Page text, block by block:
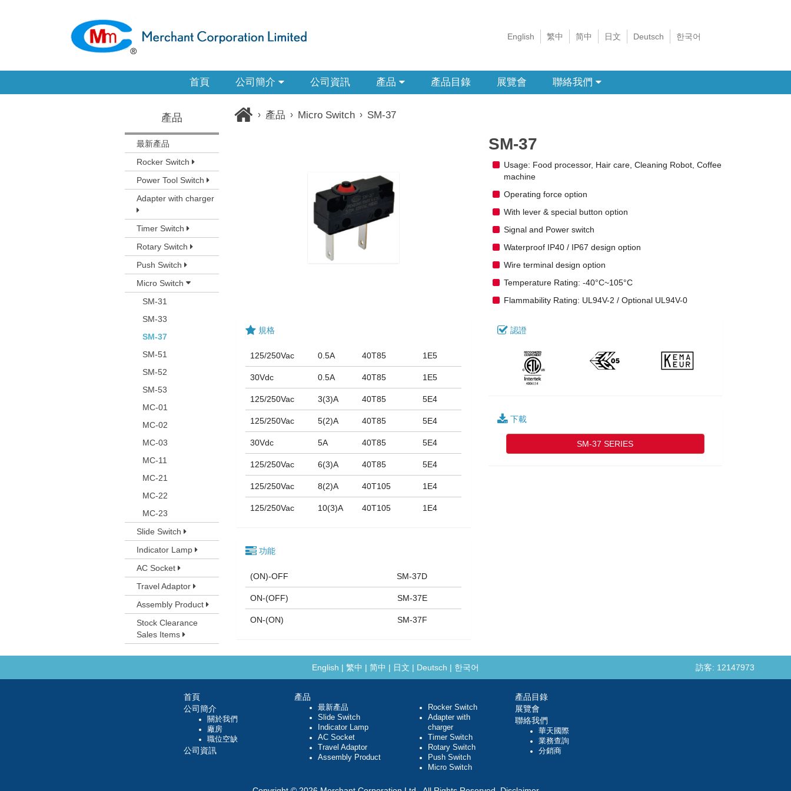
English 繁中 简中 日文 Deutsch 한국어
首頁 公司簡介 公司資訊 產品 產品目錄 展覽會 聯絡我們
產品
最新產品
Rocker Switch
Power Tool Switch
Adapter with charger
Timer Switch
Rotary Switch
Push Switch
Micro Switch
SM-31
SM-33
SM-37
SM-51
SM-52
SM-53
MC-01
MC-02
MC-03
MC-11
MC-21
MC-22
MC-23
Slide Switch
Indicator Lamp
AC Socket
Travel Adaptor
Assembly Product
Stock Clearance
Sales Items
› 產品 › Micro Switch › SM-37
SM-37
Usage: Food processor, Hair care, Cleaning Robot, Coffee
machine
Operating force option
With lever & special button option
Signal and Power switch
Waterproof IP40 / IP67 design option
Wire terminal design option
Temperature Rating: -40°C~105°C
Flammability Rating: UL94V-2 / Optional UL94V-0
規格
125/250Vac 0.5A 40T85 1E5
30Vdc 0.5A 40T85 1E5
125/250Vac 3(3)A 40T85 5E4
125/250Vac 5(2)A 40T85 5E4
30Vdc 5A 40T85 5E4
125/250Vac 6(3)A 40T85 5E4
125/250Vac 8(2)A 40T105 1E4
125/250Vac 10(3)A 40T105 1E4
功能
(ON)-OFF SM-37D
ON-(OFF) SM-37E
ON-(ON) SM-37F
認證
下載
SM-37 SERIES
English | 繁中 | 简中 | 日文 | Deutsch | 한국어 訪客: 12147973
首頁
公司簡介
關於我們
廠房
職位空缺
公司資訊
產品
最新產品
Slide Switch
Indicator Lamp
AC Socket
Travel Adaptor
Assembly Product
Rocker Switch
Adapter with
charger
Timer Switch
Rotary Switch
Push Switch
Micro Switch
產品目錄
展覽會
聯絡我們
華天國際
業務查詢
分銷商